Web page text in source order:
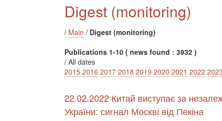
Digest (monitoring)
/ Main / Digest (monitoring)
Publications 1-10 ( news found : 3932 )
/ All dates
2015 2016 2017 2018 2019 2020 2021 2022
22.02.2022 Китай виступає за
України: сигнал Москві від Пекіна